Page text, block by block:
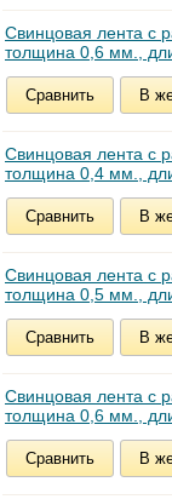
Свинцовая лента с
толщина 0,6 мм.,
Сравнить В
Свинцовая лента с
толщина 0,4 мм.,
Сравнить В
Свинцовая лента с
толщина 0,5 мм.,
Сравнить В
Свинцовая лента с
толщина 0,6 мм.,
Сравнить В